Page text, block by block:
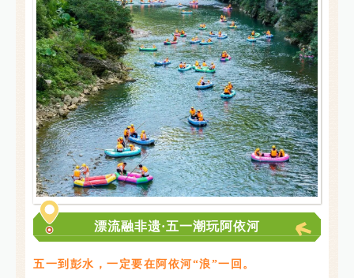
漂流融非遗·五一潮玩阿依河
五一到彭水，一定要在阿依河“浪”一回。